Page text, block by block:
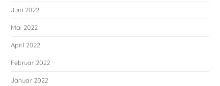
Juni 2022
Mai 2022
April 2022
Februar 2022
Januar 2022